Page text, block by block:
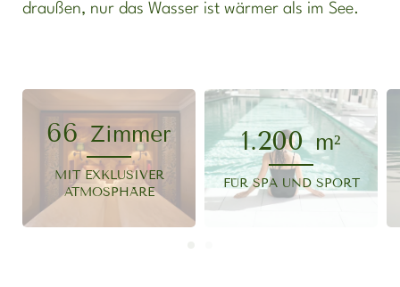
draußen, nur das Wasser ist wärmer als im See.
66Zimmer
MIT EXKLUSIVER
ATMOSPHÄRE
1.200m²
FÜR SPA UND SPORT